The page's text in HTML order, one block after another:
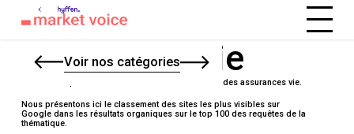
Voir nos catégories
Assurance vie
Découvrez qui sont les leaders SEO sur le marché des assurances vie.
Nous présentons ici le classement des sites les plus visibles sur
Google dans les résultats organiques sur le top 100 des requêtes de la
thématique.